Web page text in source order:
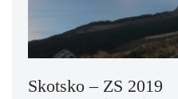
Skotsko – ZS 2019